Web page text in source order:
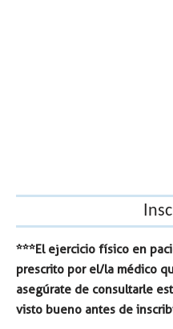
***El ejercicio físico en
prescrito por el/la médico
asegúrate de consultarle
visto bueno antes de